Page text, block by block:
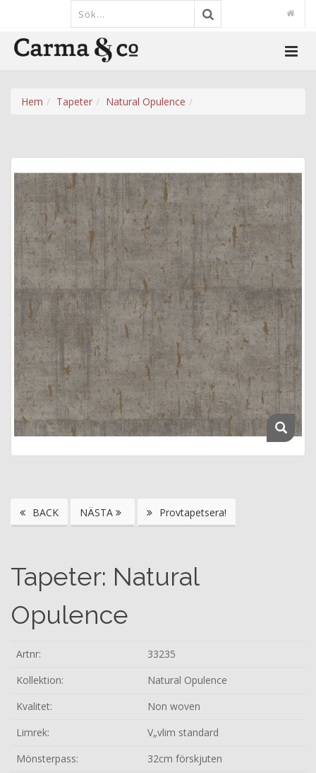
Hem Tapeter Natural Opulence
BACK NÄSTA Provtapetsera!
Tapeter: Natural
Opulence
Artnr:
33235
Kollektion:
Natural Opulence
Kvalitet:
Non woven
Limrek:
V„vlim standard
Mönsterpass:
32cm förskjuten